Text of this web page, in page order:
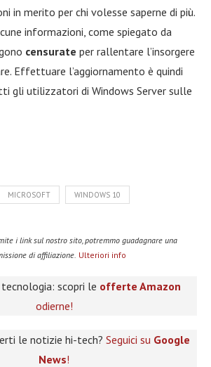
in merito per chi volesse saperne di più.
informazioni, come spiegato da
censurate per rallentare l’insorgere
Effettuare l’aggiornamento è quindi
gli utilizzatori di Windows Server sulle
MICROSOFT WINDOWS 10
i link sul nostro sito, potremmo guadagnare una
di affiliazione. Ulteriori info
scopri le offerte Amazon
odierne!
le notizie hi-tech? Seguici su Google
News!